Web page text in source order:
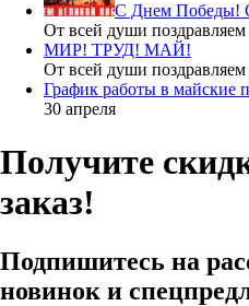
С Днем Победы!
От всей души
МИР! ТРУД! МАЙ!
От всей души поздравляем
График работы в майские
30 апреля
Получите
заказ!
Подпишитесь на
новинок и